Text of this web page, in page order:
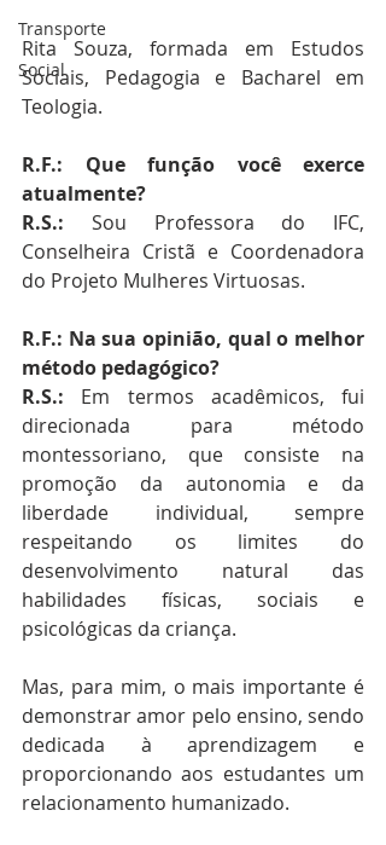
Transporte
Social
Rita Souza, formada em Estudos
Sociais, Pedagogia e Bacharel em
Teologia.
R.F.: Que função você exerce
atualmente?
R.S.: Sou Professora do IFC,
Conselheira Cristã e Coordenadora
do Projeto Mulheres Virtuosas.
R.F.: Na sua opinião, qual o melhor
método pedagógico?
R.S.: Em termos acadêmicos, fui
direcionada para método
montessoriano, que consiste na
promoção da autonomia e da
liberdade individual, sempre
respeitando os limites do
desenvolvimento natural das
habilidades físicas, sociais e
psicológicas da criança.
Mas, para mim, o mais importante é
demonstrar amor pelo ensino, sendo
dedicada à aprendizagem e
proporcionando aos estudantes um
relacionamento humanizado.